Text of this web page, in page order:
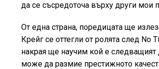
да се съсредоточа върху други мои
От една страна, поредицата ще
Крейг се оттегли от ролята след
накрая ще научим кой е
може да размие престижното